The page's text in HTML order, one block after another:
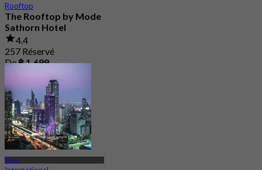
Rooftop
The Rooftop by Mode
Sathorn Hotel
4.4
257 Réservé
De฿ 1,699
Silom